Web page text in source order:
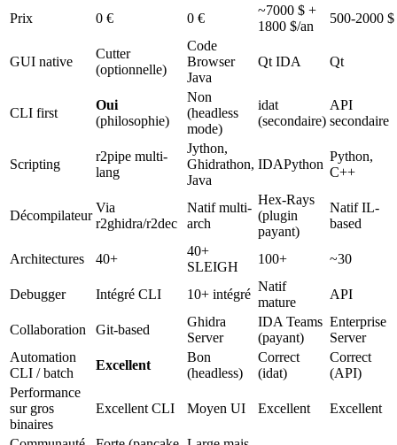
Prix 0 € 0 €
~7000 $ +
1800 $/an
500-2000 $
GUI native
Cutter
(optionnelle)
Code
Browser
Java
Qt IDA Qt
CLI first
Oui
(philosophie)
Non
(headless
mode)
idat
(secondaire)
API
secondaire
Scripting
r2pipe multi-
lang
Jython,
Ghidrathon,
Java
IDAPython
Python,
C++
Décompilateur
Via
r2ghidra/r2dec
Natif multi-
arch
Hex-Rays
(plugin
payant)
Natif IL-
based
Architectures 40+
40+
SLEIGH
100+ ~30
Debugger Intégré CLI 10+ intégré
Natif
mature
API
Collaboration Git-based
Ghidra
Server
IDA Teams
(payant)
Enterprise
Server
Automation
CLI / batch
Excellent
Bon
(headless)
Correct
(idat)
Correct
(API)
Performance
sur gros
binaires
Excellent CLI Moyen UI Excellent Excellent